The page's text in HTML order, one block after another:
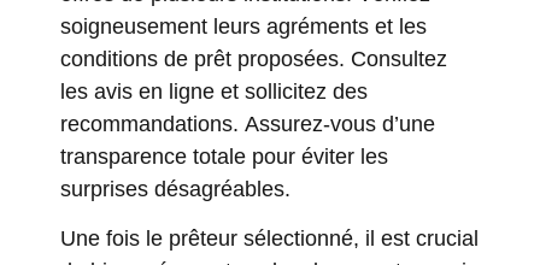
soigneusement leurs agréments et les
conditions de prêt proposées. Consultez
les avis en ligne et sollicitez des
recommandations. Assurez-vous d’une
transparence totale pour éviter les
surprises désagréables.
Une fois le prêteur sélectionné, il est crucial